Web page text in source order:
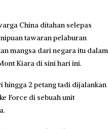
China ditahan selepas
tawaran pelaburan
mangsa dari negara itu dalam
Kiara di sini hari ini.
hingga 2 petang tadi dijalankan
Force di sebuah unit